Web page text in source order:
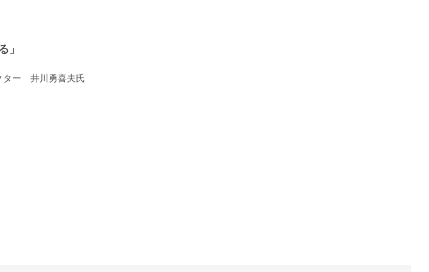
」
ター 井川勇喜夫氏